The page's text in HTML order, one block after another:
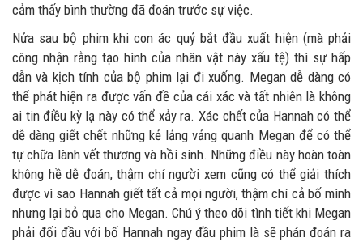
cảm thấy bình thường đã đoán trước sự việc.
Nửa sau bộ phim khi con ác quỷ bắt đầu xuất hiện (mà phải
công nhận rằng tạo hình của nhân vật này xấu tệ) thì sự hấp
dẫn và kịch tính của bộ phim lại đi xuống. Megan dễ dàng có
thể phát hiện ra được vấn đề của cái xác và tất nhiên là không
ai tin điều kỳ lạ này có thể xảy ra. Xác chết của Hannah có thể
dễ dàng giết chết những kẻ lảng vảng quanh Megan để có thể
tự chữa lành vết thương và hồi sinh. Những điều này hoàn toàn
không hề dễ đoán, thậm chí người xem cũng có thể giải thích
được vì sao Hannah giết tất cả mọi người, thậm chí cả bố mình
nhưng lại bỏ qua cho Megan. Chú ý theo dõi tình tiết khi Megan
phải đối đầu với bố Hannah ngay đầu phim là sẽ phán đoán ra